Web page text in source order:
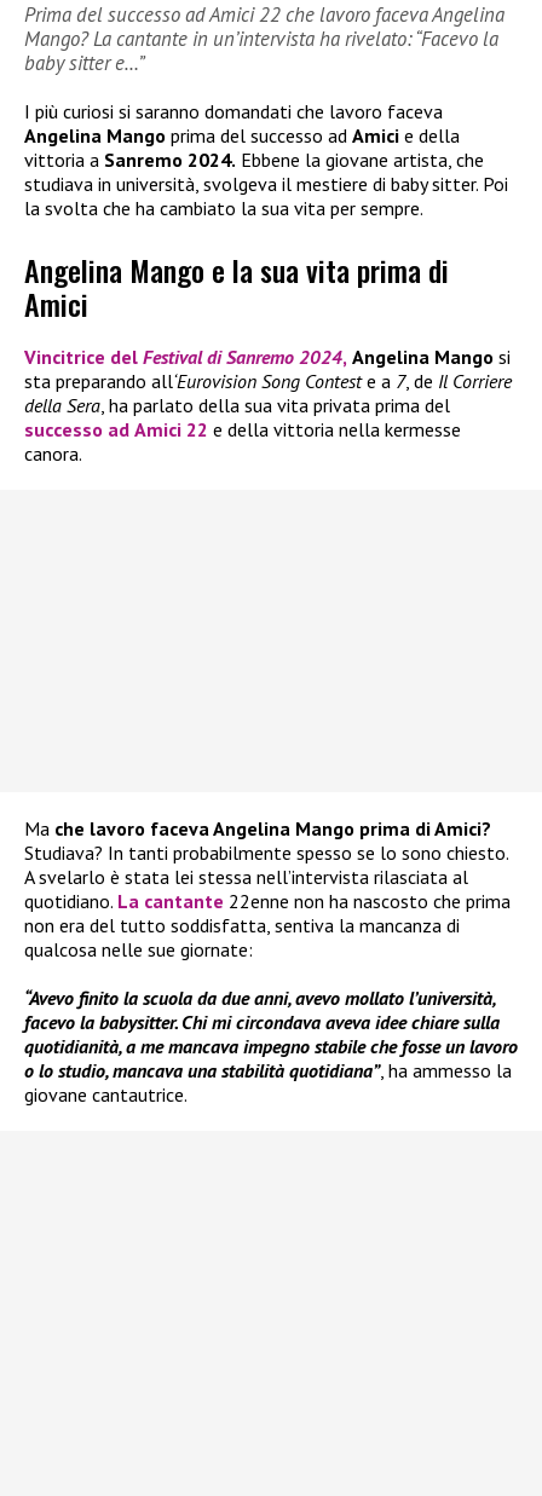
Prima del successo ad Amici 22 che lavoro faceva Angelina
Mango? La cantante in un’intervista ha rivelato: “Facevo la
baby sitter e…”
I più curiosi si saranno domandati che lavoro faceva
Angelina Mango prima del successo ad Amici e della
vittoria a Sanremo 2024. Ebbene la giovane artista, che
studiava in università, svolgeva il mestiere di baby sitter. Poi
la svolta che ha cambiato la sua vita per sempre.
Angelina Mango e la sua vita prima di
Amici
Vincitrice del Festival di Sanremo 2024, Angelina Mango si
sta preparando all‘Eurovision Song Conteste a 7, de Il Corriere
della Sera , ha parlato della sua vita privata prima del
successo ad Amici 22 e della vittoria nella kermesse
canora.
Ma che lavoro faceva Angelina Mango prima di Amici?
Studiava? In tanti probabilmente spesso se lo sono chiesto.
A svelarlo è stata lei stessa nell’intervista rilasciata al
quotidiano. La cantante 22enne non ha nascosto che prima
non era del tutto soddisfatta, sentiva la mancanza di
qualcosa nelle sue giornate:
“Avevo finito la scuola da due anni, avevo mollato l’università,
facevo la babysitter. Chi mi circondava aveva idee chiare sulla
quotidianità, a me mancava impegno stabile che fosse un lavoro
o lo studio, mancava una stabilità quotidiana”, ha ammesso la
giovane cantautrice.